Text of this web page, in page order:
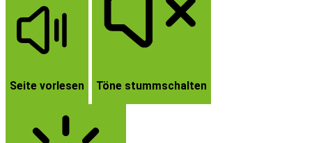
Seite vorlesen Töne stummschalten